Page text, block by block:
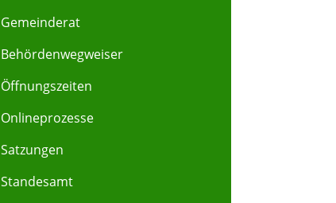
Gemeinderat
Behördenwegweiser
Öffnungszeiten
Onlineprozesse
Satzungen
Standesamt